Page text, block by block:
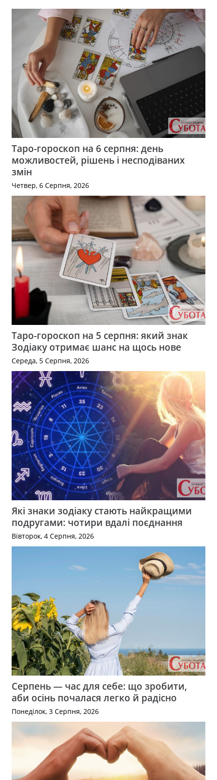
Таро-гороскоп на 6 серпня: день
можливостей, рішень і несподіваних
змін
Четвер, 6 Серпня, 2026
Таро-гороскоп на 5 серпня: який знак
Зодіаку отримає шанс на щось нове
Середа, 5 Серпня, 2026
Які знаки зодіаку стають найкращими
подругами: чотири вдалі поєднання
Вівторок, 4 Серпня, 2026
Серпень — час для себе: що зробити,
аби осінь почалася легко й радісно
Понеділок, 3 Серпня, 2026